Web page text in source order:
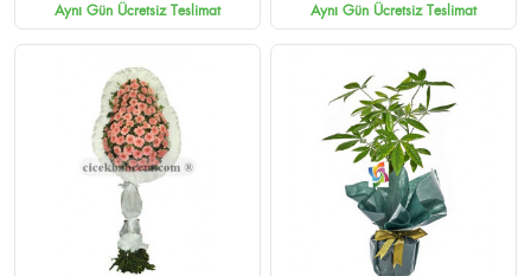
Aynı Gün Ücretsiz Teslimat Aynı Gün Ücretsiz Teslimat